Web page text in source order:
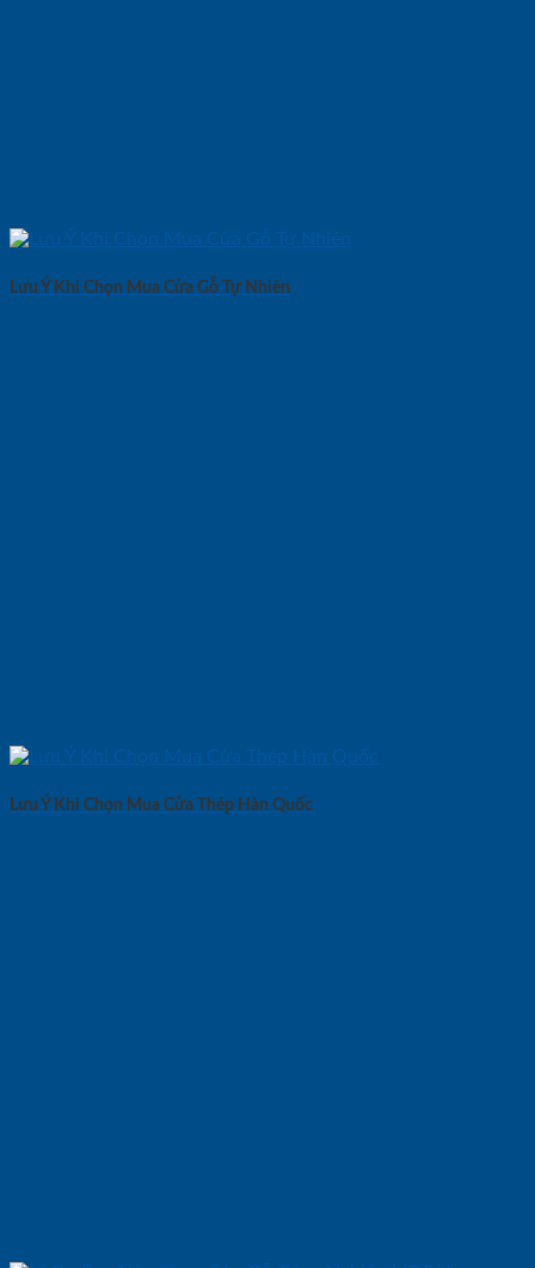
Lưu Ý Khi Chọn Mua Cửa Gỗ Tự Nhiên
Lưu Ý Khi Chọn Mua Cửa Thép Hàn Quốc